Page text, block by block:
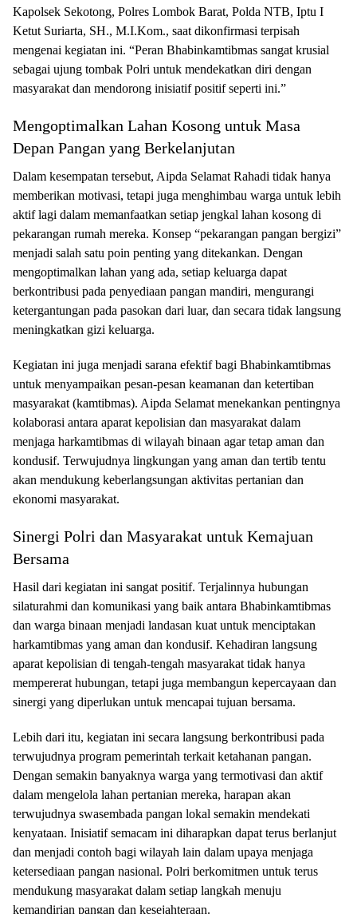
Kapolsek Sekotong, Polres Lombok Barat, Polda NTB, Iptu I
Ketut Suriarta, SH., M.I.Kom., saat dikonfirmasi terpisah
mengenai kegiatan ini. “Peran Bhabinkamtibmas sangat krusial
sebagai ujung tombak Polri untuk mendekatkan diri dengan
masyarakat dan mendorong inisiatif positif seperti ini.”
Mengoptimalkan Lahan Kosong untuk Masa
Depan Pangan yang Berkelanjutan
Dalam kesempatan tersebut, Aipda Selamat Rahadi tidak hanya
memberikan motivasi, tetapi juga menghimbau warga untuk lebih
aktif lagi dalam memanfaatkan setiap jengkal lahan kosong di
pekarangan rumah mereka. Konsep “pekarangan pangan bergizi”
menjadi salah satu poin penting yang ditekankan. Dengan
mengoptimalkan lahan yang ada, setiap keluarga dapat
berkontribusi pada penyediaan pangan mandiri, mengurangi
ketergantungan pada pasokan dari luar, dan secara tidak langsung
meningkatkan gizi keluarga.
Kegiatan ini juga menjadi sarana efektif bagi Bhabinkamtibmas
untuk menyampaikan pesan-pesan keamanan dan ketertiban
masyarakat (kamtibmas). Aipda Selamat menekankan pentingnya
kolaborasi antara aparat kepolisian dan masyarakat dalam
menjaga harkamtibmas di wilayah binaan agar tetap aman dan
kondusif. Terwujudnya lingkungan yang aman dan tertib tentu
akan mendukung keberlangsungan aktivitas pertanian dan
ekonomi masyarakat.
Sinergi Polri dan Masyarakat untuk Kemajuan
Bersama
Hasil dari kegiatan ini sangat positif. Terjalinnya hubungan
silaturahmi dan komunikasi yang baik antara Bhabinkamtibmas
dan warga binaan menjadi landasan kuat untuk menciptakan
harkamtibmas yang aman dan kondusif. Kehadiran langsung
aparat kepolisian di tengah-tengah masyarakat tidak hanya
mempererat hubungan, tetapi juga membangun kepercayaan dan
sinergi yang diperlukan untuk mencapai tujuan bersama.
Lebih dari itu, kegiatan ini secara langsung berkontribusi pada
terwujudnya program pemerintah terkait ketahanan pangan.
Dengan semakin banyaknya warga yang termotivasi dan aktif
dalam mengelola lahan pertanian mereka, harapan akan
terwujudnya swasembada pangan lokal semakin mendekati
kenyataan. Inisiatif semacam ini diharapkan dapat terus berlanjut
dan menjadi contoh bagi wilayah lain dalam upaya menjaga
ketersediaan pangan nasional. Polri berkomitmen untuk terus
mendukung masyarakat dalam setiap langkah menuju
kemandirian pangan dan kesejahteraan.